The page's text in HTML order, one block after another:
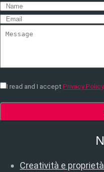
I read and I accept Privacy Policy.
Creatività e